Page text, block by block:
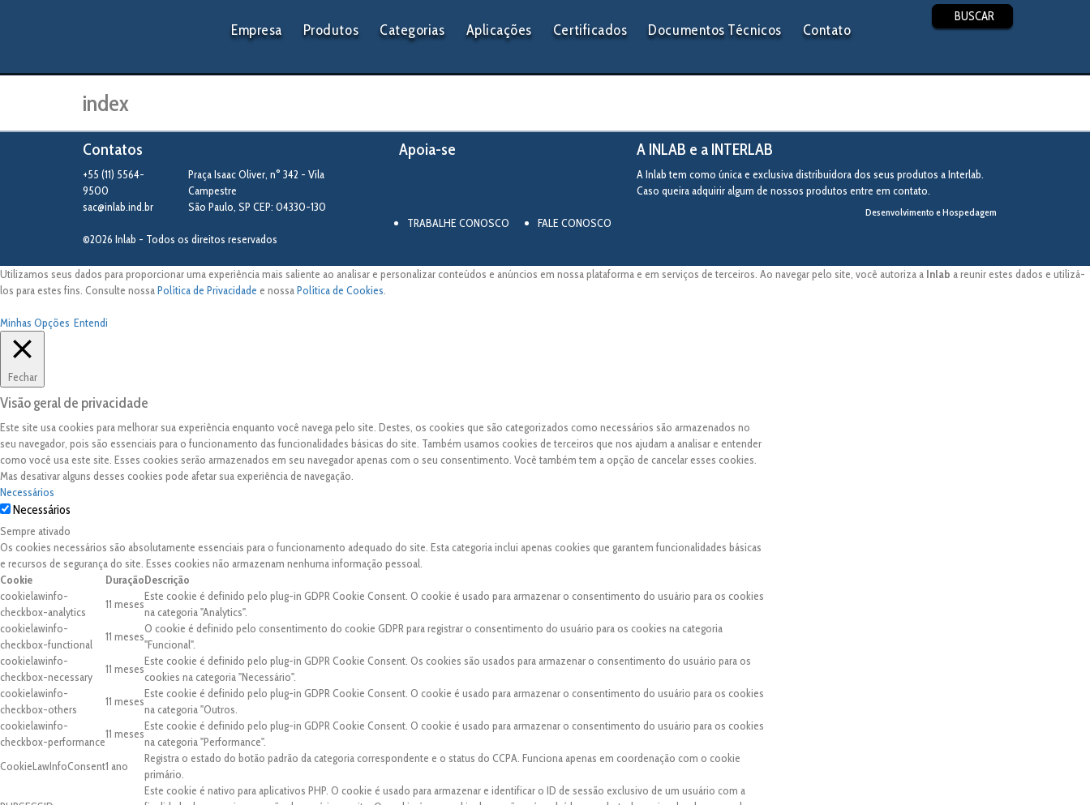
BUSCAR
Empresa Produtos Categorias Aplicações Certificados Documentos Técnicos Contato
index
Contatos
+55 (11) 5564-
9500
sac@inlab.ind.br
Praça Isaac Oliver, n° 342 - Vila
Campestre
São Paulo SP CEP: 04330-130
Apoia-se A INLAB e a INTERLAB
A Inlab tem como única e exclusiva distribuidora dos seus produtos a Interlab.
Caso queira adquirir algum de nossos produtos entre em contato.
TRABALHE CONOSCO
FALE CONOSCO
©2026 Inlab - Todos os direitos reservados
Desenvolvimento e Hospedagem
Utilizamos seus dados para proporcionar uma experiência mais saliente ao analisar e personalizar conteúdos e anúncios em nossa plataforma e em serviços de terceiros. Ao navegar pelo site, você autoriza a Inlab a reunir estes dados e utilizá-
los para estes fins. Consulte nossaPolítica de Privacidade e nossaPolítica de Cookies
Minhas Opções Entendi
Fechar
Visão geral de privacidade
Este site usa cookies para melhorar sua experiência enquanto você navega pelo site. Destes, os cookies que são categorizados como necessários são armazenados no
seu navegador, pois são essenciais para o funcionamento das funcionalidades básicas do site. Também usamos cookies de terceiros que nos ajudam a analisar e entender
como você usa este site. Esses cookies serão armazenados em seu navegador apenas com o seu consentimento. Você também tem a opção de cancelar esses cookies.
Mas desativar alguns desses cookies pode afetar sua experiência de navegação.
Necessários
Necessários
Sempre ativado
Os cookies necessários são absolutamente essenciais para o funcionamento adequado do site. Esta categoria inclui apenas cookies que garantem funcionalidades básicas
e recursos de segurança do site. Esses cookies não armazenam nenhuma informação pessoal.
Cookie
DuraçãoDescrição
cookielawinfo-
checkbox-analytics
11 meses
Este cookie é definido pelo plug-in GDPR Cookie Consent. O cookie é usado para armazenar o consentimento do usuário para os cookies
na categoria "Analytics".
cookielawinfo-
checkbox-functional
11 meses
O cookie é definido pelo consentimento do cookie GDPR para registrar o consentimento do usuário para os cookies na categoria
"Funcional".
cookielawinfo-
checkbox-necessary
11 meses
Este cookie é definido pelo plug-in GDPR Cookie Consent. Os cookies são usados para armazenar o consentimento do usuário para os
cookies na categoria "Necessário".
cookielawinfo-
checkbox-others
11 meses
Este cookie é definido pelo plug-in GDPR Cookie Consent. O cookie é usado para armazenar o consentimento do usuário para os cookies
na categoria "Outros.
cookielawinfo-
checkbox-performance
11 meses
Este cookie é definido pelo plug-in GDPR Cookie Consent. O cookie é usado para armazenar o consentimento do usuário para os cookies
na categoria "Performance".
CookieLawInfoConsent1 ano
Registra o estado do botão padrão da categoria correspondente e o status do CCPA. Funciona apenas em coordenação com o cookie
primário.
Este cookie é nativo para aplicativos PHP. O cookie é usado para armazenar e identificar o ID de sessão exclusivo de um usuário com a